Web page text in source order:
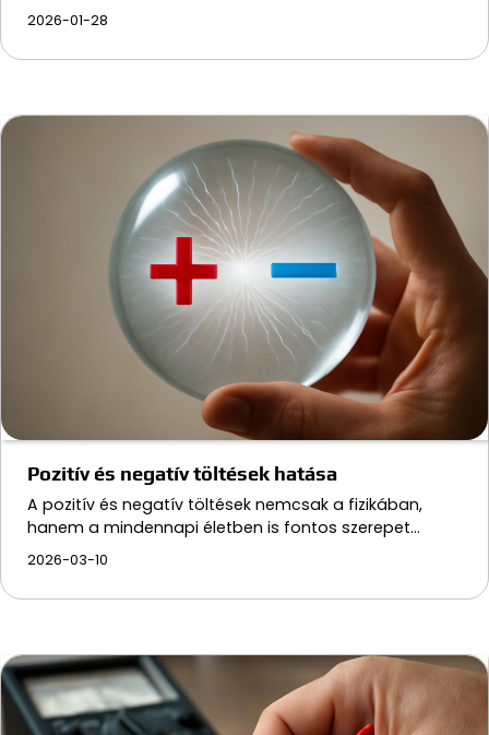
2026-01-28
Pozitív és negatív töltések hatása
A pozitív és negatív töltések nemcsak a fizikában,
hanem a mindennapi életben is fontos szerepet…
2026-03-10